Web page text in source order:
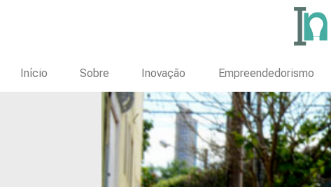
Início Sobre Inovação Empreendedorismo